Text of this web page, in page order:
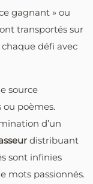
gagnant » ou
transportés sur
défi avec
source
ou poèmes.
d’un
distribuant
sont infinies
mots passionnés.